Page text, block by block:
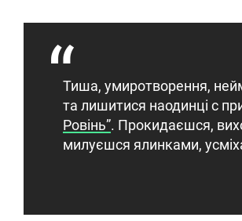
Тиша, умиротворення,
та лишитися наодинці с
Ровінь”. Прокидаєшся,
милуєшся ялинками,